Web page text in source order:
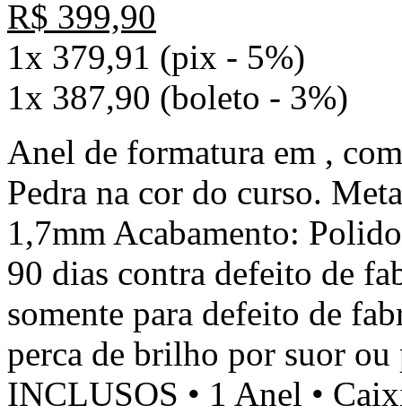
R$ 399,90
1x 379,91 (pix - 5%)
1x 387,90 (boleto - 3%)
Anel de formatura em ,
Pedra na cor do curso.
1,7mm Acabamento:
90 dias contra defeito de
somente para defeito de
perca de brilho por suor
INCLUSOS • 1 Anel •